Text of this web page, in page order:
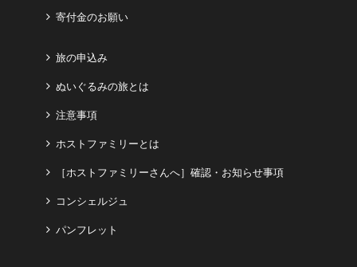
寄付金のお願い
旅の申込み
ぬいぐるみの旅とは
注意事項
ホストファミリーとは
［ホストファミリーさんへ］確認・お知らせ事項
コンシェルジュ
パンフレット